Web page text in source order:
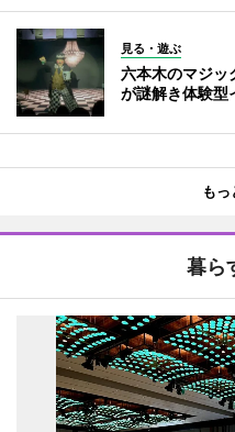
見る・遊ぶ
六本木のマジッ
が謎解き体験型
もっ
暮ら